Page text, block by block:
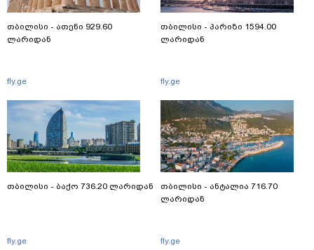
თბილისი - ათენი 929.60
ლარიდან
fly.ge
თბილისი - ბაქო 736.20 ლარიდან
fly.ge
თბილისი - პარიზი 1594.00
ლარიდან
fly.ge
თბილისი - ანტალია 716.70
ლარიდან
fly.ge